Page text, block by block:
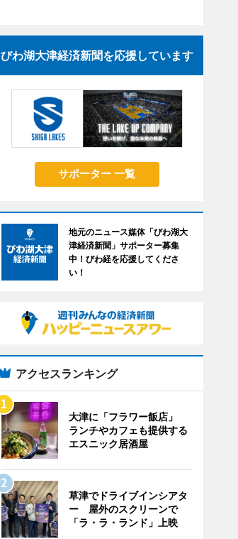
びわ湖大津経済新聞を応援しています
サポーター 一覧
地元のニュース媒体「びわ湖大
津経済新聞」サポーター募集
中！びわ経を応援してくださ
い！
アクセスランキング
大津に「フラワー飯店」
ランチやカフェも提供する
エスニック居酒屋
草津でドライブインシアタ
ー 屋外のスクリーンで
「ラ・ラ・ランド」上映